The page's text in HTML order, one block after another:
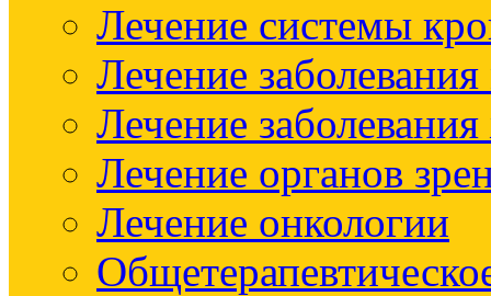
Лечение системы
Лечение
Лечение
Лечение органов
Лечение онкологии